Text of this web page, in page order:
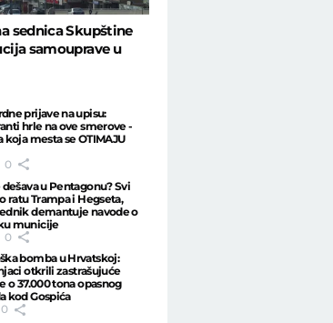
sednica Skupštine
samouprave u
prijave na upisu:
hrle na ove smerove -
koja mesta se OTIMAJU
0
dešava u Pentagonu? Svi
ratu Trampa i Hegseta,
demantuje navode o
municije
0
bomba u Hrvatskoj:
otkrili zastrašujuće
o 37.000 tona opasnog
kod Gospića
0